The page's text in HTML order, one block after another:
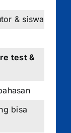
& siswa
test &
bisa